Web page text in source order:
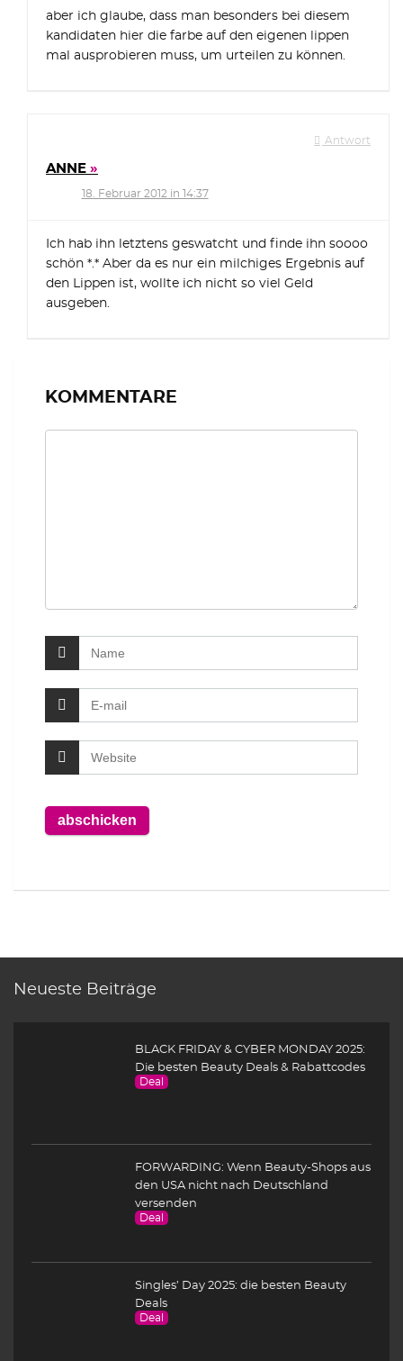
aber ich glaube, dass man besonders bei diesem
kandidaten hier die farbe auf den eigenen lippen
mal ausprobieren muss, um urteilen zu können.
Antwort
ANNE
18. Februar 2012 in 14:37
Ich hab ihn letztens geswatcht und finde ihn soooo
schön *.* Aber da es nur ein milchiges Ergebnis auf
den Lippen ist, wollte ich nicht so viel Geld
ausgeben.
KOMMENTARE
Neueste Beiträge
BLACK FRIDAY & CYBER MONDAY 2025:
Die besten Beauty Deals & Rabattcodes
Deal
FORWARDING: Wenn Beauty-Shops aus
den USA nicht nach Deutschland
versenden
Deal
Singles’ Day 2025: die besten Beauty
Deals
Deal